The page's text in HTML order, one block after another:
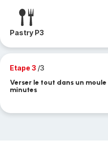
Pastry P3
Etape 3 /3
Verser le tout dans un
minutes